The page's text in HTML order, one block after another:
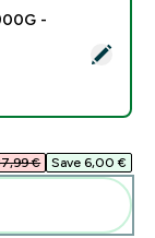
- 900G -
-
€‎ Save 6,00 €‎